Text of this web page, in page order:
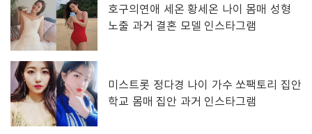
호구의연애 세온 황세온 나이 몸매 성형
노출 과거 결혼 모델 인스타그램
미스트롯 정다경 나이 가수 쏘팩토리 집안
학교 몸매 집안 과거 인스타그램